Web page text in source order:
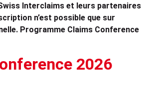
Interclaims et leurs partenaires
n’est possible que sur
Programme Claims Conference
2026